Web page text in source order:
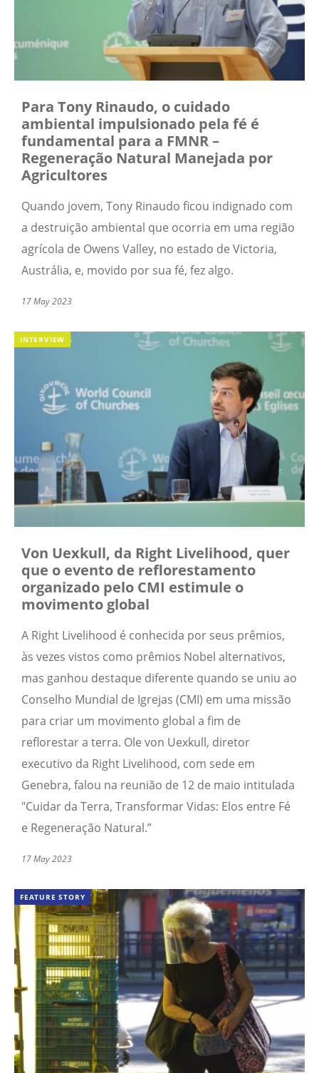
Para Tony Rinaudo, o cuidado
ambiental impulsionado pela fé é
fundamental para a FMNR –
Regeneração Natural Manejada por
Agricultores
Quando jovem, Tony Rinaudo ficou indignado com
a destruição ambiental que ocorria em uma região
agrícola de Owens Valley, no estado de Victoria,
Austrália, e, movido por sua fé, fez algo.
17 May 2023
INTERVIEW
Von Uexkull, da Right Livelihood, quer
que o evento de reflorestamento
organizado pelo CMI estimule o
movimento global
A Right Livelihood é conhecida por seus prêmios,
às vezes vistos como prêmios Nobel alternativos,
mas ganhou destaque diferente quando se uniu ao
Conselho Mundial de Igrejas (CMI) em uma missão
para criar um movimento global a fim de
reflorestar a terra. Ole von Uexkull, diretor
executivo da Right Livelihood, com sede em
Genebra, falou na reunião de 12 de maio intitulada
"Cuidar da Terra, Transformar Vidas: Elos entre Fé
e Regeneração Natural.”
17 May 2023
FEATURE STORY